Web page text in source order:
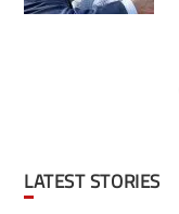
LATEST STORIES